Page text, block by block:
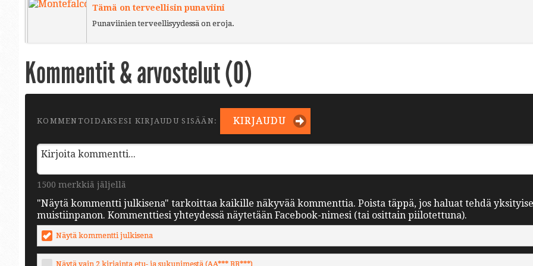
Tämä on terveellisin punaviini
Punaviinien terveellisyydessä on eroja.
Kommentit & arvostelut (0)
KOMMENTOIDAKSESI KIRJAUDU SISÄÄN: KIRJAUDU
1500 merkkiä jäljellä
"Näytä kommentti julkisena" tarkoittaa kaikille näkyvää kommenttia. Poista täppä, jos haluat tehdä
muistiinpanon. Kommenttiesi yhteydessä näytetään Facebook-nimesi (tai osittain piilotettuna).
Näytä kommentti julkisena
Näytä vain 2 kirjainta etu- ja sukunimestä (AA*** BB***)